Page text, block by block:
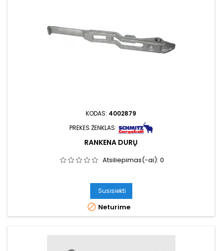
KODAS: 4002879
PREKĖS ŽENKLAS:
RANKENA DURŲ
Atsiliepimas(-ai): 0
Susisiekti
 Neturime